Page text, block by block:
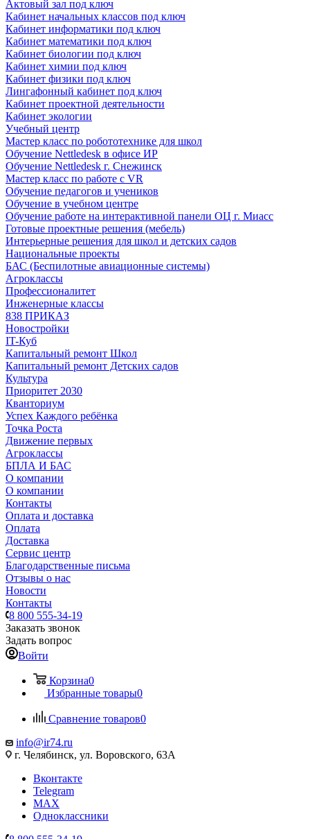
Актовый зал под ключ
Кабинет начальных классов под ключ
Кабинет информатики под ключ
Кабинет математики под ключ
Кабинет биологии под ключ
Кабинет химии под ключ
Кабинет физики под ключ
Лингафонный кабинет под ключ
Кабинет проектной деятельности
Кабинет экологии
Учебный центр
Мастер класс по робототехнике для школ
Обучение Nettledesk в офисе ИР
Обучение Nettledesk г. Снежинск
Мастер класс по работе с VR
Обучение педагогов и учеников
Обучение в учебном центре
Обучение работе на интерактивной панели ОЦ г. Миасс
Готовые проектные решения (мебель)
Интерьерные решения для школ и детских садов
Национальные проекты
БАС (Беспилотные авиационные системы)
Агроклассы
Профессионалитет
Инженерные классы
838 ПРИКАЗ
Новостройки
IT-Куб
Капитальный ремонт Школ
Капитальный ремонт Детских садов
Культура
Приоритет 2030
Кванториум
Успех Каждого ребёнка
Точка Роста
Движение первых
Агроклассы
БПЛА И БАС
О компании
О компании
Контакты
Оплата и доставка
Оплата
Доставка
Сервис центр
Благодарственные письма
Отзывы о нас
Новости
Контакты
8 800 555-34-19
Заказать звонок
Задать вопрос
Войти
Корзина0
Избранные товары0
Сравнение товаров0
info@ir74.ru
г. Челябинск, ул. Воровского, 63А
Вконтакте
Telegram
MAX
Одноклассники